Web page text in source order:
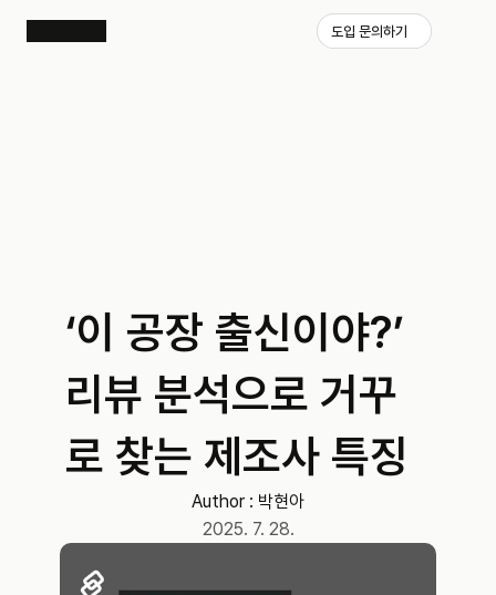
도입 문의하기
‘이 공장 출신이야?’
리뷰 분석으로 거꾸
로 찾는 제조사 특징
Author : 박현아
2025. 7. 28.